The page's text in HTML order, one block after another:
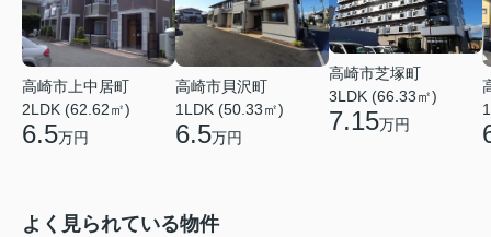
高崎市上中居町
2LDK (62.62㎡)
6.5万円
高崎市貝沢町
1LDK (50.33㎡)
6.5万円
高崎市芝塚町
3LDK (66.33㎡)
7.15万円
よく見られている物件